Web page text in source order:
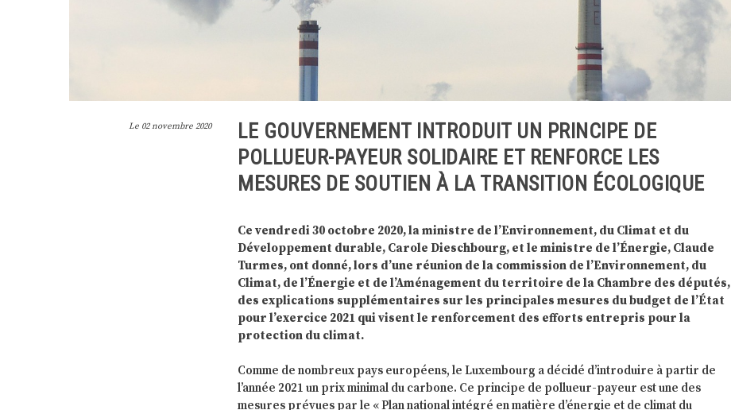
Le 02 novembre 2020
LE GOUVERNEMENT INTRODUIT UN PRINCIPE DE
POLLUEUR-PAYEUR SOLIDAIRE ET RENFORCE LES
MESURES DE SOUTIEN À LA TRANSITION ÉCOLOGIQUE
Ce vendredi 30 octobre 2020, la ministre de l’Environnement, du Climat et du
Développement durable, Carole Dieschbourg, et le ministre de l’Énergie, Claude
Turmes, ont donné, lors d’une réunion de la commission de l’Environnement, du
Climat, de l’Énergie et de l’Aménagement du territoire de la Chambre des députés,
des explications supplémentaires sur les principales mesures du budget de l’État
pour l’exercice 2021 qui visent le renforcement des efforts entrepris pour la
protection du climat.
Comme de nombreux pays européens, le Luxembourg a décidé d’introduire à partir de
l’année 2021 un prix minimal du carbone. Ce principe de pollueur-payeur est une des
mesures prévues par le « Plan national intégré en matière d’énergie et de climat du